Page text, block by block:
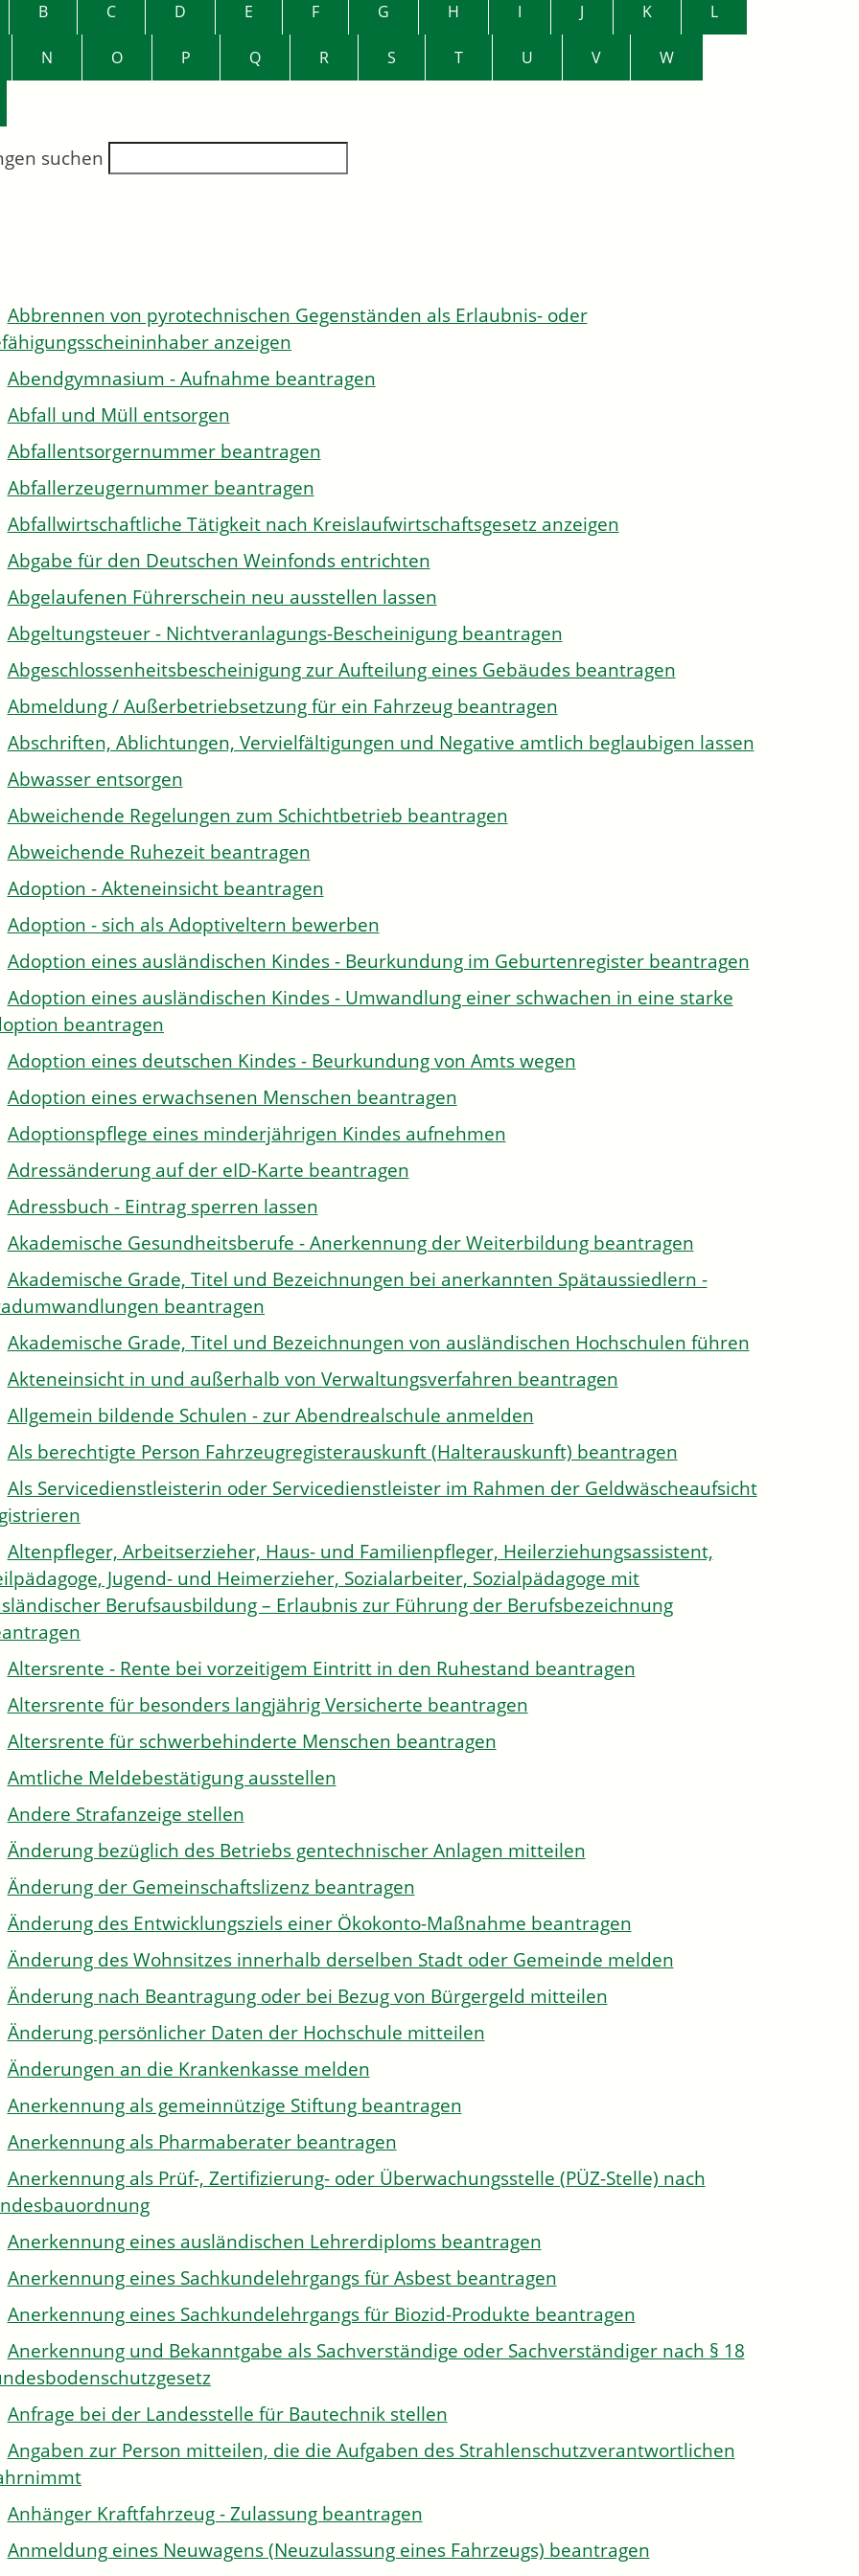
B C D E F G H I J K L
N O P Q R S T U V W
suchen
Abbrennen von pyrotechnischen Gegenständen als Erlaubnis- oder
anzeigen
Abendgymnasium - Aufnahme beantragen
Abfall und Müll entsorgen
Abfallentsorgernummer beantragen
Abfallerzeugernummer beantragen
Abfallwirtschaftliche Tätigkeit nach Kreislaufwirtschaftsgesetz anzeigen
Abgabe für den Deutschen Weinfonds entrichten
Abgelaufenen Führerschein neu ausstellen lassen
Abgeltungsteuer - Nichtveranlagungs-Bescheinigung beantragen
Abgeschlossenheitsbescheinigung zur Aufteilung eines Gebäudes beantragen
Abmeldung / Außerbetriebsetzung für ein Fahrzeug beantragen
Abschriften, Ablichtungen, Vervielfältigungen und Negative amtlich beglaubigen lassen
Abwasser entsorgen
Abweichende Regelungen zum Schichtbetrieb beantragen
Abweichende Ruhezeit beantragen
Adoption - Akteneinsicht beantragen
Adoption - sich als Adoptiveltern bewerben
Adoption eines ausländischen Kindes - Beurkundung im Geburtenregister beantragen
Adoption eines ausländischen Kindes - Umwandlung einer schwachen in eine starke
beantragen
Adoption eines deutschen Kindes - Beurkundung von Amts wegen
Adoption eines erwachsenen Menschen beantragen
Adoptionspflege eines minderjährigen Kindes aufnehmen
Adressänderung auf der eID-Karte beantragen
Adressbuch - Eintrag sperren lassen
Akademische Gesundheitsberufe - Anerkennung der Weiterbildung beantragen
Akademische Grade, Titel und Bezeichnungen bei anerkannten Spätaussiedlern -
beantragen
Akademische Grade, Titel und Bezeichnungen von ausländischen Hochschulen führen
Akteneinsicht in und außerhalb von Verwaltungsverfahren beantragen
Allgemein bildende Schulen - zur Abendrealschule anmelden
Als berechtigte Person Fahrzeugregisterauskunft (Halterauskunft) beantragen
Als Servicedienstleisterin oder Servicedienstleister im Rahmen der Geldwäscheaufsicht
Altenpfleger, Arbeitserzieher, Haus- und Familienpfleger, Heilerziehungsassistent,
Jugend- und Heimerzieher, Sozialarbeiter, Sozialpädagoge mit
Berufsausbildung – Erlaubnis zur Führung der Berufsbezeichnung
Altersrente - Rente bei vorzeitigem Eintritt in den Ruhestand beantragen
Altersrente für besonders langjährig Versicherte beantragen
Altersrente für schwerbehinderte Menschen beantragen
Amtliche Meldebestätigung ausstellen
Andere Strafanzeige stellen
Änderung bezüglich des Betriebs gentechnischer Anlagen mitteilen
Änderung der Gemeinschaftslizenz beantragen
Änderung des Entwicklungsziels einer Ökokonto-Maßnahme beantragen
Änderung des Wohnsitzes innerhalb derselben Stadt oder Gemeinde melden
Änderung nach Beantragung oder bei Bezug von Bürgergeld mitteilen
Änderung persönlicher Daten der Hochschule mitteilen
Änderungen an die Krankenkasse melden
Anerkennung als gemeinnützige Stiftung beantragen
Anerkennung als Pharmaberater beantragen
Anerkennung als Prüf-, Zertifizierung- oder Überwachungsstelle (PÜZ-Stelle) nach
Anerkennung eines ausländischen Lehrerdiploms beantragen
Anerkennung eines Sachkundelehrgangs für Asbest beantragen
Anerkennung eines Sachkundelehrgangs für Biozid-Produkte beantragen
Anerkennung und Bekanntgabe als Sachverständige oder Sachverständiger nach § 18
Anfrage bei der Landesstelle für Bautechnik stellen
Angaben zur Person mitteilen, die die Aufgaben des Strahlenschutzverantwortlichen
Anhänger Kraftfahrzeug - Zulassung beantragen
Anmeldung eines Neuwagens (Neuzulassung eines Fahrzeugs) beantragen